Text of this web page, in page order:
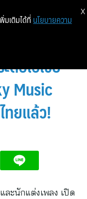
ม่ เจิด
ดับเอเชีย
Music
ทยแล้ว!
ะนักแต่งเพลง เปิด
มเติมได้ที่ นโยบายความ
X